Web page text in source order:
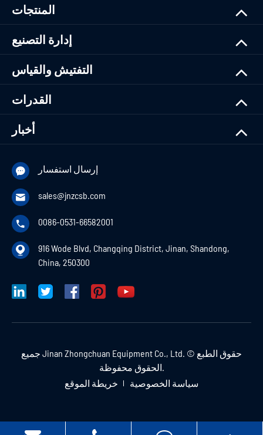
المنتجات
إدارة التصنيع
التفتيش والقياس
القدرات
أخبار
 إرسال استفسار
 sales@jnzcsb.com
 0086-0531-66582001

916 Wode Blvd, Changqing District, Jinan, Shandong,
China, 250300
حقوق الطبع © Jinan Zhongchuan Equipment Co., Ltd. جميع
الحقوق محفوظة.
خريطة الموقع
سياسة الخصوصية